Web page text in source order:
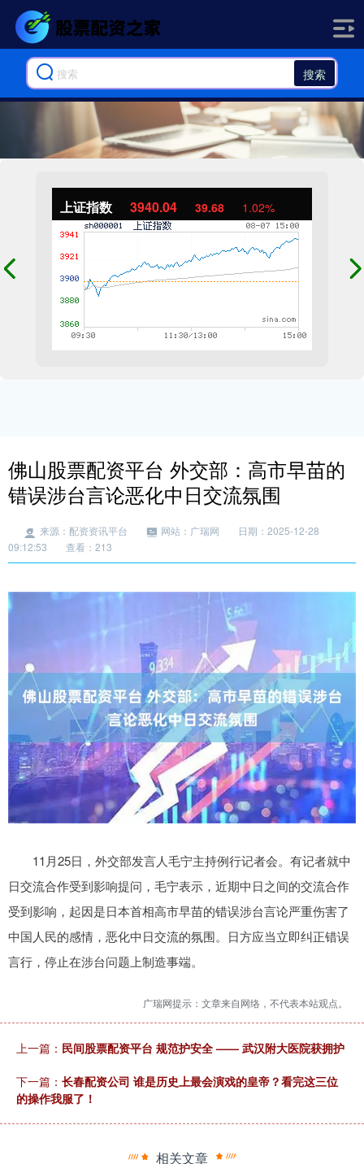
搜索
上证指数 3940.04 39.68 1.02%
佛山股票配资平台 外交部：高市早苗的
错误涉台言论恶化中日交流氛围
来源：配资资讯平台 网站：广瑞网
日期：2025-12-28
09:12:53
查看：213
11月25日，外交部发言人毛宁主持例行记者会。有记者就中
日交流合作受到影响提问，毛宁表示，近期中日之间的交流合作
受到影响，起因是日本首相高市早苗的错误涉台言论严重伤害了
中国人民的感情，恶化中日交流的氛围。日方应当立即纠正错误
言行，停止在涉台问题上制造事端。
广瑞网提示：文章来自网络，不代表本站观点。
上一篇： 民间股票配资平台 规范护安全 —— 武汉附大医院获拥护
下一篇： 长春配资公司 谁是历史上最会演戏的皇帝？看完这三位
的操作我服了！
相关文章